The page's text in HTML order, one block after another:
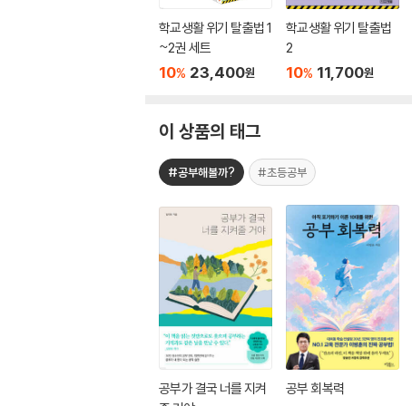
학교생활 위기 탈출법 1
~2권 세트
10% 23,400원
학교생활 위기 탈출법
2
10% 11,700원
이 상품의 태그
#공부해볼까? #초등공부
공부가 결국 너를 지켜
공부 회복력